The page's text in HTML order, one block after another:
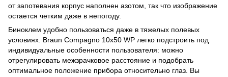
от запотевания корпус наполнен азотом, так что изображение
остается четким даже в непогоду.
Биноклем удобно пользоваться даже в тяжелых полевых
условиях. Braun Compagno 10х50 WP легко подстроить под
индивидуальные особенности пользователя: можно
отрегулировать межзрачковое расстояние и подобрать
оптимальное положение прибора относительно глаз. Вы